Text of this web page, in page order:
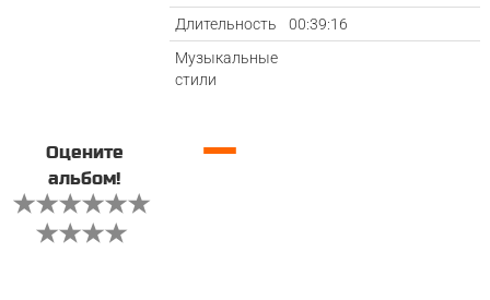
Длительность
00:39:16
Музыкальные
стили
Оцените
альбом!
—